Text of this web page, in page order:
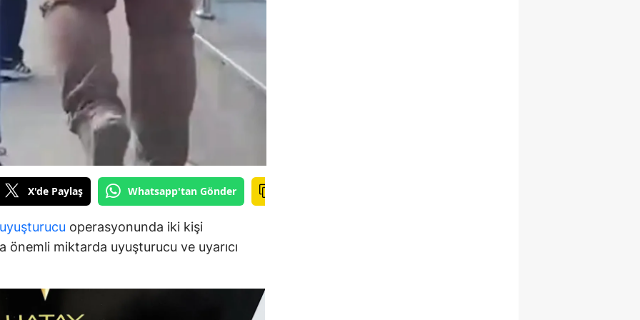
X'de Paylaş Whatsapp'tan Gönder
uyuşturucu operasyonunda iki kişi
önemli miktarda uyuşturucu ve uyarıcı